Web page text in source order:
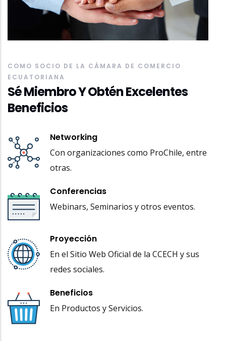
COMO SOCIO DE LA CÁMARA DE COMERCIO
ECUATORIANA
Sé Miembro Y Obtén Excelentes
Beneficios
Networking
Con organizaciones como ProChile, entre
otras.
Conferencias
Webinars, Seminarios y otros eventos.
Proyección
En el Sitio Web Oficial de la CCECH y sus
redes sociales.
Beneficios
En Productos y Servicios.